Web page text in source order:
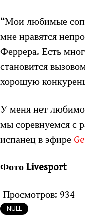
“Мои любимые
мне нравятся
Феррера. Есть
становится
хорошую
У меня нет
мы соревнуемся с
испанец в эфире
Фото Livesport
Просмотров: 934
NULL